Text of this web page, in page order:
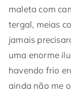
maleta com
tergal, meias
jamais
uma enorme
havendo frio
ainda não me